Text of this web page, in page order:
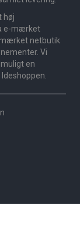
høj
e-mærket
mærket netbutik
Vi
en